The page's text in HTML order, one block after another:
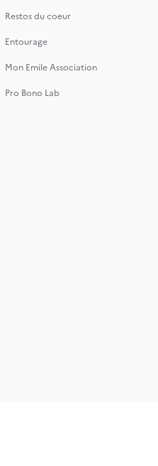
Restos du coeur
Entourage
Mon Emile Association
Pro Bono Lab